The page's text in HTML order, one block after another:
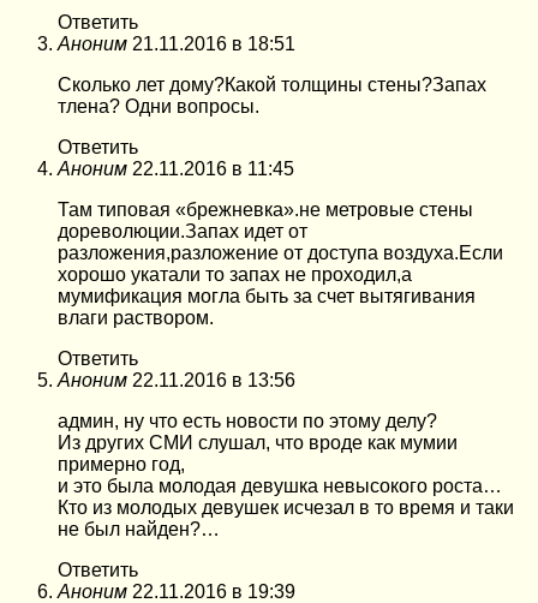
Ответить
Аноним 21.11.2016 в 18:51
Сколько лет дому?Какой толщины стены?Запах
тлена? Одни вопросы.
Ответить
Аноним 22.11.2016 в 11:45
Там типовая «брежневка».не метровые стены
дореволюции.Запах идет от
разложения,разложение от доступа воздуха.Если
хорошо укатали то запах не проходил,а
мумификация могла быть за счет вытягивания
влаги раствором.
Ответить
Аноним 22.11.2016 в 13:56
админ, ну что есть новости по этому делу?
Из других СМИ слушал, что вроде как мумии
примерно год,
и это была молодая девушка невысокого роста…
Кто из молодых девушек исчезал в то время и таки
не был найден?…
Ответить
Аноним 22.11.2016 в 19:39